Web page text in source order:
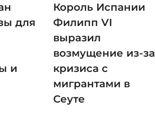
для
и
Король Испании
Филипп VI
выразил
возмущение из-за
кризиса с
мигрантами в
Сеуте